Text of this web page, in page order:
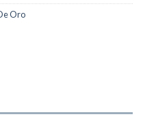
Oro